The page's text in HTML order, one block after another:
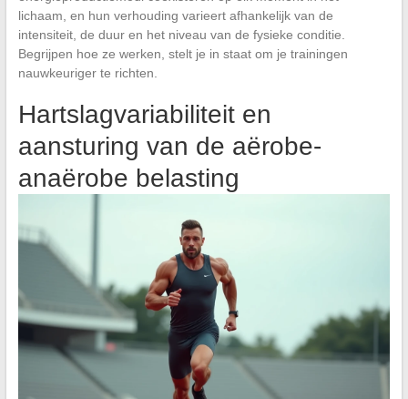
lichaam, en hun verhouding varieert afhankelijk van de
intensiteit, de duur en het niveau van de fysieke conditie.
Begrijpen hoe ze werken, stelt je in staat om je trainingen
nauwkeuriger te richten.
Hartslagvariabiliteit en
aansturing van de aërobe-
anaërobe belasting